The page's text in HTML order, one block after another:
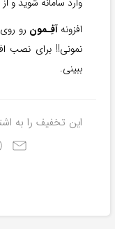
افزونهآفِـمون رو
نمونی!! برای نصب
ببینی.
این تخفیف را به